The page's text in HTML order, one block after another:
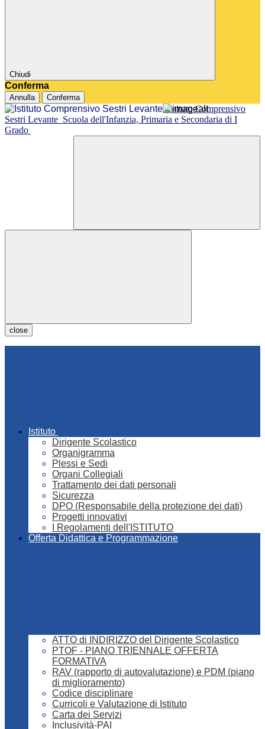
Chiudi
Conferma
Annulla Conferma
Istituto Comprensivo
Sestri Levante Scuola dell'Infanzia, Primaria e Secondaria di I
Grado
close
Istituto
Dirigente Scolastico
Organigramma
Plessi e Sedi
Organi Collegiali
Trattamento dei dati personali
Sicurezza
DPO (Responsabile della protezione dei dati)
Progetti innovativi
I Regolamenti dell'ISTITUTO
Offerta Didattica e Programmazione
ATTO di INDIRIZZO del Dirigente Scolastico
PTOF - PIANO TRIENNALE OFFERTA
FORMATIVA
RAV (rapporto di autovalutazione) e PDM (piano
di miglioramento)
Codice disciplinare
Curricoli e Valutazione di Istituto
Carta dei Servizi
Inclusività-PAI